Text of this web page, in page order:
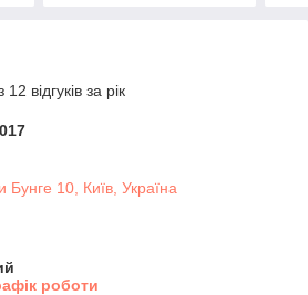
відгуків за рік
10, Київ, Україна
роботи